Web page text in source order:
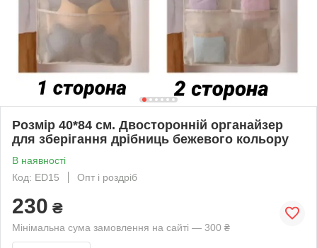
Розмір 40*84 см. Двосторонній органайзер
для зберігання дрібниць бежевого кольору
В наявності
Код: ED15
Опт і роздріб
230 ₴
Мінімальна сума замовлення на сайті — 300 ₴